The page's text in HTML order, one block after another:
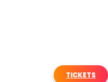
TICKETS